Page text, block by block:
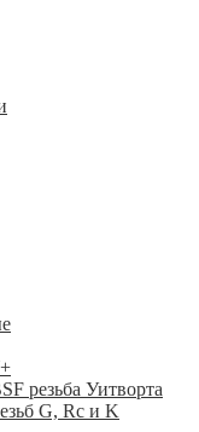
+
резьба Уитворта
G, Rc и K